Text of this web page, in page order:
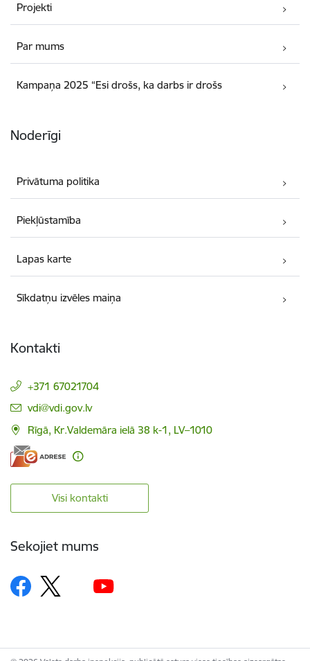
Projekti
Par mums
Kampaņa 2025 “Esi drošs, ka darbs ir drošs
Noderīgi
Privātuma politika
Piekļūstamība
Lapas karte
Sīkdatņu izvēles maiņa
Kontakti
+371 67021704
E-pasts:
vdi@vdi.gov.lv
Rīgā, Kr.Valdemāra ielā 38 k-1, LV–1010
Visi kontakti
Sekojiet mums